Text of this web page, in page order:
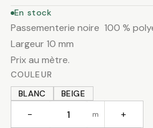
En stock
Passementerie noire 100 %
Largeur 10 mm
Prix au mètre.
COULEUR
BLANC
BEIGE
− m +